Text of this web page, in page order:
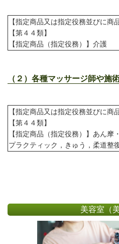
【指定商品又は指定役務並びに商
【第４４類】
【指定商品（指定役務）】介護
（２）各種マッサージ師や施
【指定商品又は指定役務並びに商
【第４４類】
【指定商品（指定役務）】あん摩
プラクティック，きゅう，柔道整
美容室（